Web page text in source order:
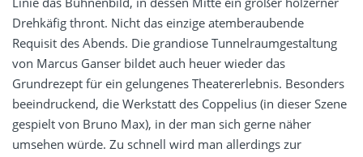
Drehkäfig thront. Nicht das einzige atemberaubende
Requisit des Abends. Die grandiose Tunnelraumgestaltung
von Marcus Ganser bildet auch heuer wieder das
Grundrezept für ein gelungenes Theatererlebnis. Besonders
beeindruckend, die Werkstatt des Coppelius (in dieser Szene
gespielt von Bruno Max), in der man sich gerne näher
umsehen würde. Zu schnell wird man allerdings zur